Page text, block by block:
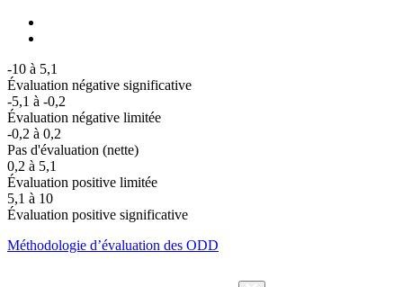
-10 à 5,1
Évaluation négative significative
-5,1 à -0,2
Évaluation négative limitée
-0,2 à 0,2
Pas d'évaluation (nette)
0,2 à 5,1
Évaluation positive limitée
5,1 à 10
Évaluation positive significative
Méthodologie d’évaluation des ODD